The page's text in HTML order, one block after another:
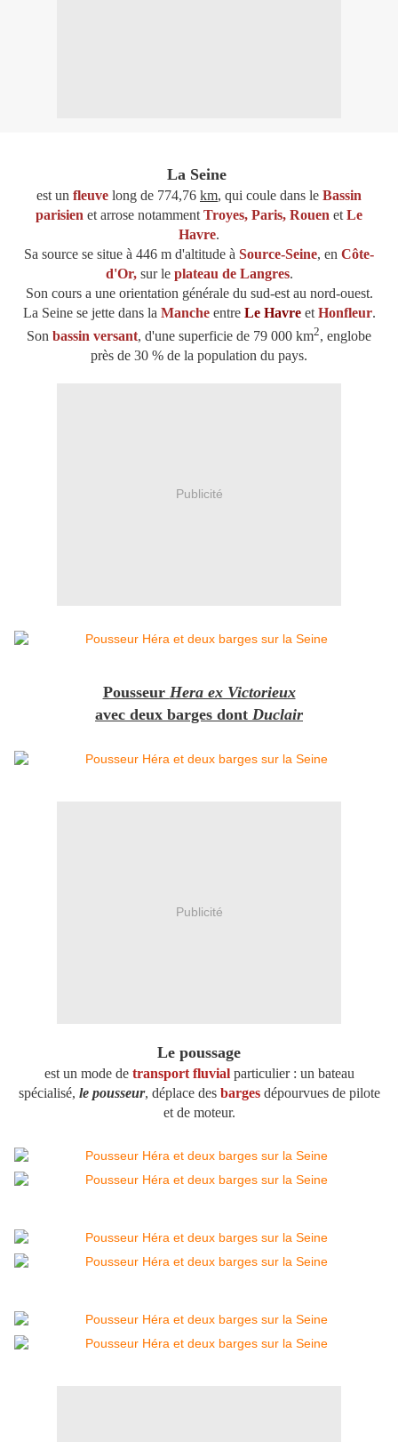
La Seine
est un fleuve long de 774,76 km, qui coule dans le Bassin
parisien et arrose notamment Troyes, Paris, Rouen et Le
Havre.
Sa source se situe à 446 m d'altitude à Source-Seine, en Côte-
d'Or,sur le plateau de Langres.
Son cours a une orientation générale du sud-est au nord-ouest.
La Seine se jette dans la Mancheentre Le Havreet Honfleur.
Son bassin versant, d'une superficie de 79 000 km2, englobe
près de 30 % de la population du pays.
Publicité
Pousseur Hera ex Victorieux
avec deux barges dont Duclair
Publicité
Le poussage
est un mode de transport fluvialparticulier : un bateau
spécialisé, lepousseur, déplace des bargesdépourvues de pilote
et de moteur.